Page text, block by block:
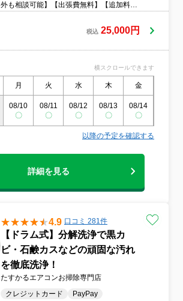
外も相談可能】【出張費無料】【追加料金
税込 25,000円
横スクロールできます
月 火 水 木 金
08/10
〇
08/11
〇
08/12
〇
08/13
〇
08/14
〇
以降の予定を確認する
詳細を見る
4.9 口コミ 281件
【ドラム式】分解洗浄で黒カ
ビ・石鹸カスなどの頑固な汚れ
を徹底洗浄！
たすかるエアコンお掃除専門店
クレジットカード
PayPay